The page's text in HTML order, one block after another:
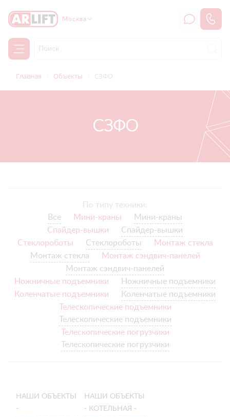
Москва
Главная Объекты СЗФО
СЗФО
По типу техники:
Все
Мини-краны
Мини-краны
Спайдер-вышки
Спайдер-вышки
Стеклороботы
Стеклороботы
Монтаж стекла
Монтаж стекла
Монтаж сэндвич-панелей
Монтаж сэндвич-панелей
Ножничные подъемники
Ножничные подъемники
Коленчатые подъемники
Коленчатые подъемники
Телескопические подъемники
Телескопические подъемники
Телескопические погрузчики
Телескопические погрузчики
НАШИ ОБЪЕКТЫ
-
НАШИ ОБЪЕКТЫ
- КОТЕЛЬНАЯ -